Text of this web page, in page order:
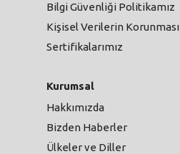
Bilgi Güvenliği Politikamız
Kişisel Verilerin Korunması
Sertifikalarımız
Kurumsal
Hakkımızda
Bizden Haberler
Ülkeler ve Diller